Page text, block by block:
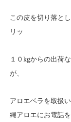
この皮を切り落と
リッ
１０kgからの出荷
が、
アロエベラを取扱
縄アロエにお電話